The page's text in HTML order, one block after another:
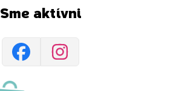
Sme aktívni